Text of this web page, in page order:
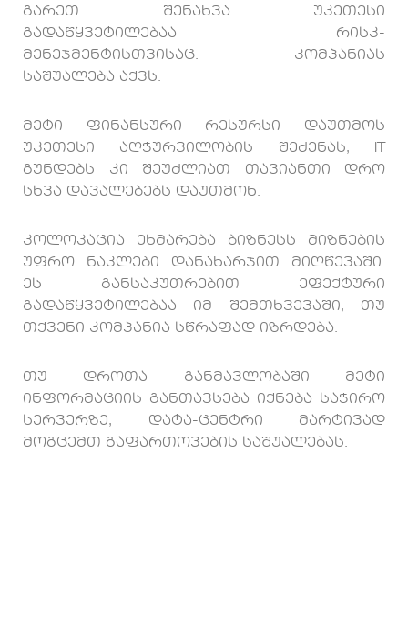
გარეთ შენახვა უკეთესი
გადაწყვეტილებაა რისკ-
მენეჯმენტისთვისაც. კომპანიას
საშუალება აქვს.
მეტი ფინანსური რესურსი დაუთმოს
უკეთესი აღჭურვილობის შეძენას, IT
გუნდებს კი შეუძლიათ თავიანთი დრო
სხვა დავალებებს დაუთმონ.
კოლოკაცია ეხმარება ბიზნესს მიზნების
უფრო ნაკლები დანახარჯით მიღწევაში.
ეს განსაკუთრებით ეფექტური
გადაწყვეტილებაა იმ შემთხვევაში, თუ
თქვენი კომპანია სწრაფად იზრდება.
თუ დროთა განმავლობაში მეტი
ინფორმაციის განთავსება იქნება საჭირო
სერვერზე, დატა-ცენტრი მარტივად
მოგცემთ გაფართოვების საშუალებას.